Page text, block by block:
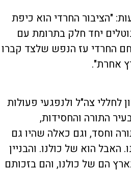
"הציבור החרדי הוא כיפת
יחד חלק בתרומת עם
החרדי עז הנפש שלצד קברו
אחרת".
לחללי צה"ל ולנפגעי פעולות
התורה והחסידות,
וחסד, וגם כאלה שהיו גם
האבל הוא של כולנו. והבניין
הם של כולנו, והם בזכותם